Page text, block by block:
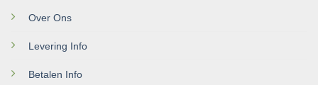
Over Ons
Levering Info
Betalen Info